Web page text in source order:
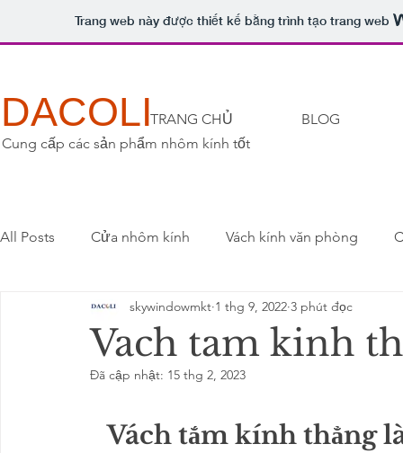
Trang web này được thiết kế bằng trình tạo trang web
DACOLI
Cung cấp các sản phẩm nhôm kính tốt
TRANG CHỦ BLOG
All Posts Cửa nhôm kính Vách kính văn phòng
Vach tam kinh
skywindowmkt 1 thg 9, 2022 3 phút đọc
Đã cập nhật: 15 thg 2, 2023
Vách tắm kính thẳng